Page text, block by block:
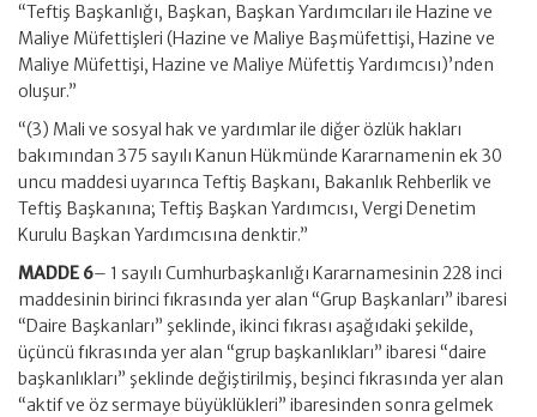
“Teftiş Başkanlığı, Başkan, Başkan Yardımcıları ile Hazine ve
Maliye Müfettişleri (Hazine ve Maliye Başmüfettişi, Hazine ve
Maliye Müfettişi, Hazine ve Maliye Müfettiş Yardımcısı)’nden
oluşur.”
“(3) Mali ve sosyal hak ve yardımlar ile diğer özlük hakları
bakımından 375 sayılı Kanun Hükmünde Kararnamenin ek 30
uncu maddesi uyarınca Teftiş Başkanı, Bakanlık Rehberlik ve
Teftiş Başkanına; Teftiş Başkan Yardımcısı, Vergi Denetim
Kurulu Başkan Yardımcısına denktir.”
MADDE 6– 1 sayılı Cumhurbaşkanlığı Kararnamesinin 228 inci
maddesinin birinci fıkrasında yer alan “Grup Başkanları” ibaresi
“Daire Başkanları” şeklinde, ikinci fıkrası aşağıdaki şekilde,
üçüncü fıkrasında yer alan “grup başkanlıkları” ibaresi “daire
başkanlıkları” şeklinde değiştirilmiş, beşinci fıkrasında yer alan
“aktif ve öz sermaye büyüklükleri” ibaresinden sonra gelmek